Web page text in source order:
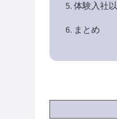
体験入社
まとめ